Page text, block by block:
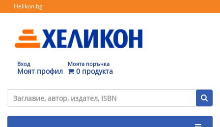
Helikon.bg
Вход
Моят профил
Моята поръчка
0 продукта